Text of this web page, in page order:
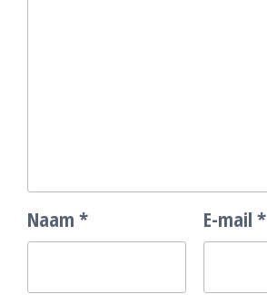
Naam * E-mail *